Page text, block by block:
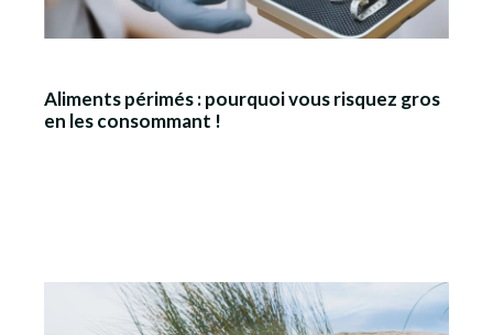
Aliments périmés : pourquoi vous risquez gros
en les consommant !